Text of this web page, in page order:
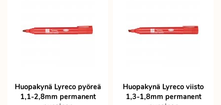
Huopakynä Lyreco pyöreä
1,1-2,8mm permanent
Huopakynä Lyreco viisto
1,3-1,8mm permanent